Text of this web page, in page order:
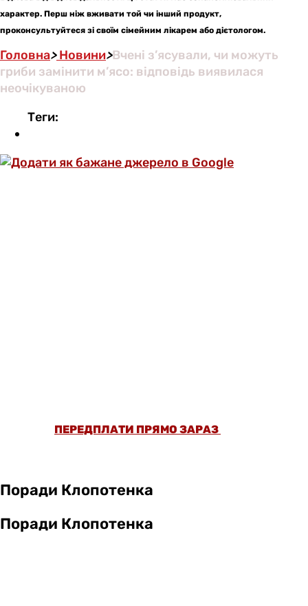
характер. Перш ніж вживати той чи інший продукт,
проконсультуйтеся зі своїм сімейним лікарем або дієтологом.
Головна>Новини>Вчені з’ясували, чи можуть
гриби замінити м’ясо: відповідь виявилася
неочікуваною
Теги:
ПЕРЕДПЛАТИ ПРЯМО ЗАРАЗ
Поради Клопотенка
Поради Клопотенка